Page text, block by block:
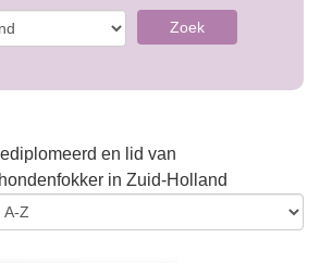
Zoek
en lid van
in Zuid-Holland